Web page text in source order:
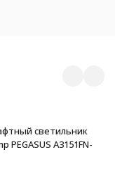
светильник
PEGASUS A3151FN-